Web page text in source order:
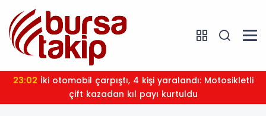
23:02
çift kazadan kıl payı kurtuldu